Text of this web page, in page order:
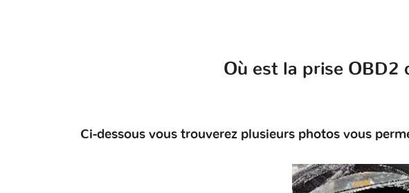
Où est la prise OBD2
Ci-dessous vous trouverez plusieurs photos vous